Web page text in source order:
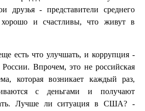
друзья - представители среднего
и счастливы, что живут в
есть что улучшать, и коррупция -
Впрочем, это не российская
которая возникает каждый раз,
с деньгами и получают
Лучше ли ситуация в США? -